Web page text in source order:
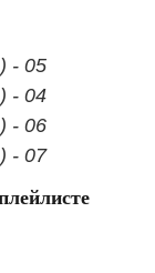
- 05
- 04
- 06
- 07